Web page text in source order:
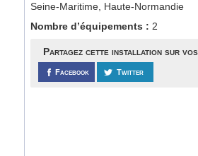
Seine-Maritime, Haute-Normandie
Nombre d’équipements : 2
Partagez cette installation sur vos
Facebook Twitter